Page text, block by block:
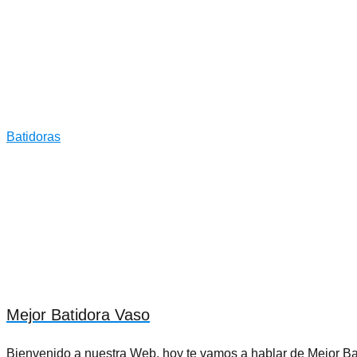
Batidoras
Mejor Batidora Vaso
Bienvenido a nuestra Web, hoy te vamos a hablar de Mejor